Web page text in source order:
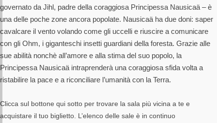
governato da Jihl, padre della coraggiosa Principessa Nausicaä – è
una delle poche zone ancora popolate. Nausicaä ha due doni: saper
cavalcare il vento volando come gli uccelli e riuscire a comunicare
con gli Ohm, i giganteschi insetti guardiani della foresta. Grazie alle
sue abilità nonchè all’amore e alla stima del suo popolo, la
Principessa Nausicaä intraprenderà una coraggiosa sfida volta a
ristabilire la pace e a riconciliare l’umanità con la Terra.
Clicca sul bottone qui sotto per trovare la sala più vicina a te e
acquistare il tuo biglietto. L’elenco delle sale è in continuo